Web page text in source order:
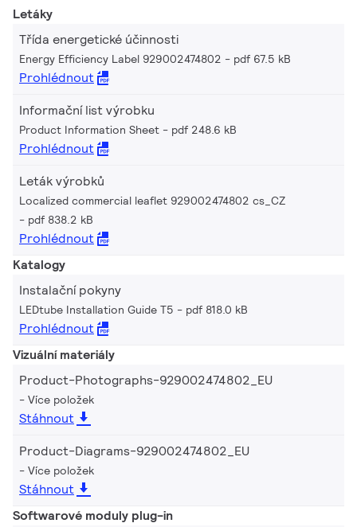
Letáky
Třída energetické účinnosti
Energy Efficiency Label 929002474802 pdf 67.5 kB
Prohlédnout
Informační list výrobku
Product Information Sheet pdf 248.6 kB
Prohlédnout
Leták výrobků
Localized commercial leaflet 929002474802 cs_CZ
pdf 838.2 kB
Prohlédnout
Katalogy
Instalační pokyny
LEDtube Installation Guide T5 pdf 818.0 kB
Prohlédnout
Vizuální materiály
Product-Photographs-929002474802_EU
Více položek
Stáhnout
Product-Diagrams-929002474802_EU
Více položek
Stáhnout
Softwarové moduly plug-in